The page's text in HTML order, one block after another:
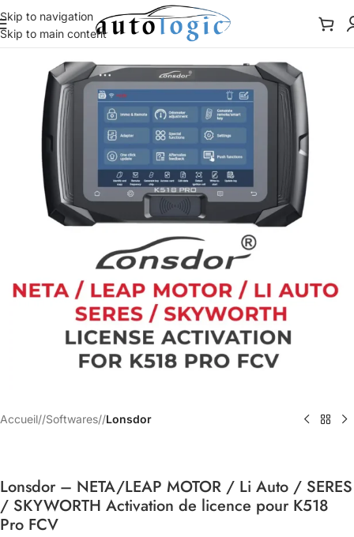
Skip to navigation
Skip to main content
Accueil/ Softwares/ Lonsdor
Lonsdor – NETA/LEAP MOTOR / Li Auto / SERES
/ SKYWORTH Activation de licence pour K518
Pro FCV